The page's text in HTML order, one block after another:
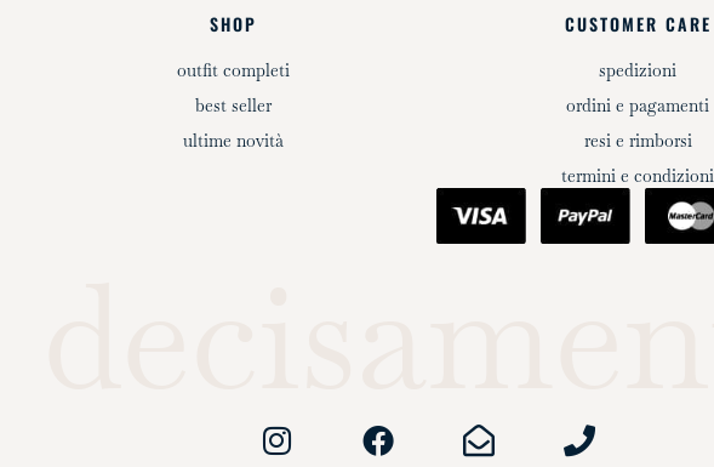
SHOP
outfit completi
best seller
ultime novità
CUSTOMER CARE
spedizioni
ordini e pagamenti
resi e rimborsi
termini e condizioni